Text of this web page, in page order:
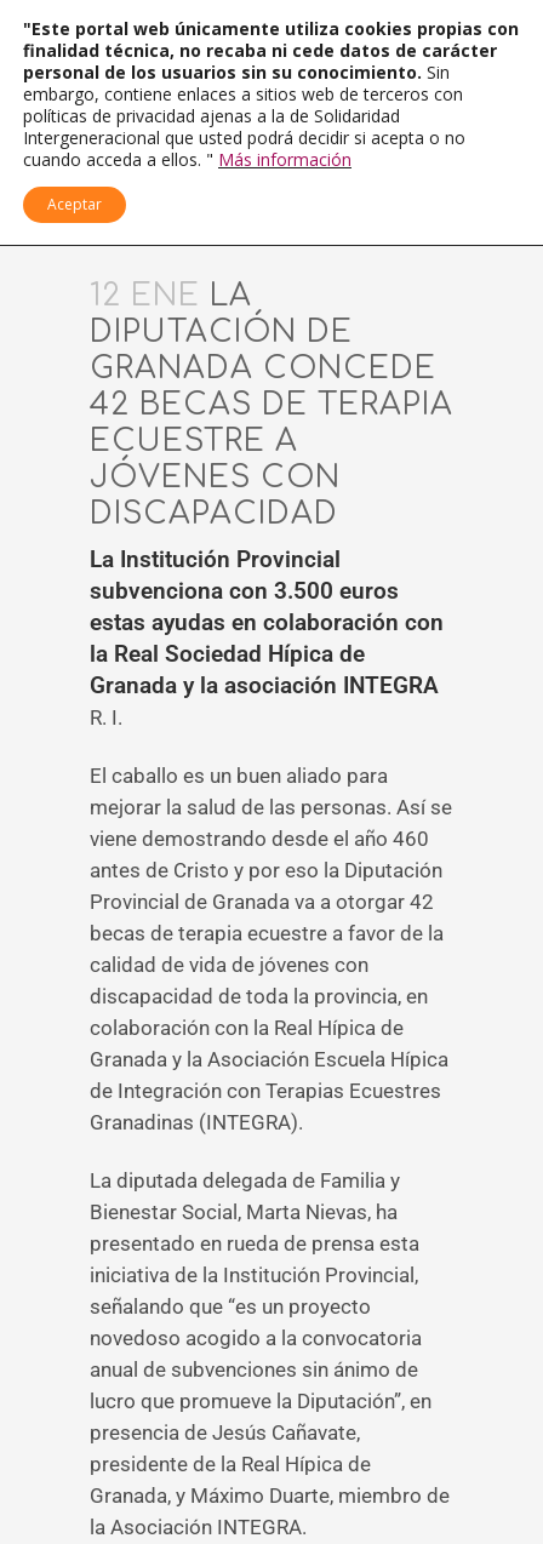
12 ENE LA
DIPUTACIÓN DE
GRANADA CONCEDE
42 BECAS DE TERAPIA
ECUESTRE A
JÓVENES CON
DISCAPACIDAD
La Institución Provincial
subvenciona con 3.500 euros
estas ayudas en colaboración con
la Real Sociedad Hípica de
Granada y la asociación INTEGRA
R. I.
El caballo es un buen aliado para
mejorar la salud de las personas. Así se
viene demostrando desde el año 460
antes de Cristo y por eso la Diputación
Provincial de Granada va a otorgar 42
becas de terapia ecuestre a favor de la
calidad de vida de jóvenes con
discapacidad de toda la provincia, en
colaboración con la Real Hípica de
Granada y la Asociación Escuela Hípica
de Integración con Terapias Ecuestres
Granadinas (INTEGRA).
La diputada delegada de Familia y
Bienestar Social, Marta Nievas, ha
presentado en rueda de prensa esta
iniciativa de la Institución Provincial,
señalando que “es un proyecto
novedoso acogido a la convocatoria
anual de subvenciones sin ánimo de
lucro que promueve la Diputación”, en
presencia de Jesús Cañavate,
presidente de la Real Hípica de
Granada, y Máximo Duarte, miembro de
la Asociación INTEGRA.
"Este portal web únicamente utiliza cookies propias con
finalidad técnica, no recaba ni cede datos de carácter
personal de los usuarios sin su conocimiento. Sin
embargo, contiene enlaces a sitios web de terceros con
políticas de privacidad ajenas a la de Solidaridad
Intergeneracional que usted podrá decidir si acepta o no
cuando acceda a ellos. " Más información
Aceptar